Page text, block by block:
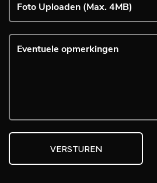
Foto Uploaden (Max. 4MB)
VERSTUREN